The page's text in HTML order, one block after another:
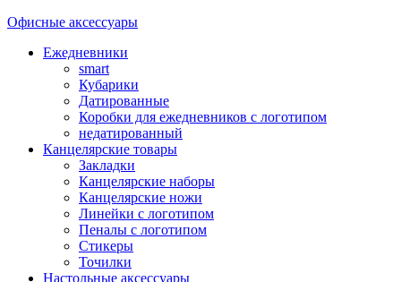
Офисные аксессуары
Ежедневники
smart
Кубарики
Датированные
Коробки для ежедневников с логотипом
недатированный
Канцелярские товары
Закладки
Канцелярские наборы
Канцелярские ножи
Линейки с логотипом
Пеналы с логотипом
Стикеры
Точилки
Настольные аксессуары